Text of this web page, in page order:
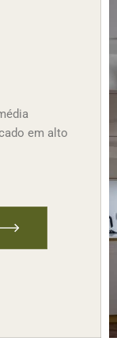
em alto